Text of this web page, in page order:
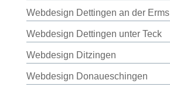
Webdesign Dettingen an der Erms
Webdesign Dettingen unter Teck
Webdesign Ditzingen
Webdesign Donaueschingen